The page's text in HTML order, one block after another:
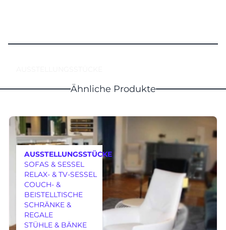
AUSSTELLUNGSSTÜCKE
SOFAS & SESSEL
RELAX- & TV-SESSEL
COUCH- &
BEISTELLTISCHE
SCHRÄNKE &
REGALE
STÜHLE & BÄNKE
MÖBEL
Ähnliche Produkte